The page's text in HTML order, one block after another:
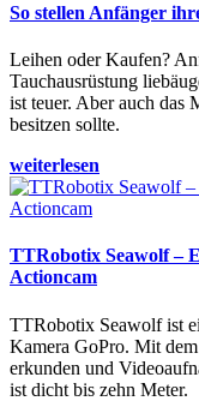
So stellen Anfänger
Leihen oder Kaufen?
Tauchausrüstung
ist teuer. Aber auch das
besitzen sollte.
weiterlesen
TTRobotix Seawolf –
Actioncam
TTRobotix Seawolf ist
Kamera GoPro. Mit
erkunden und
ist dicht bis zehn Meter.